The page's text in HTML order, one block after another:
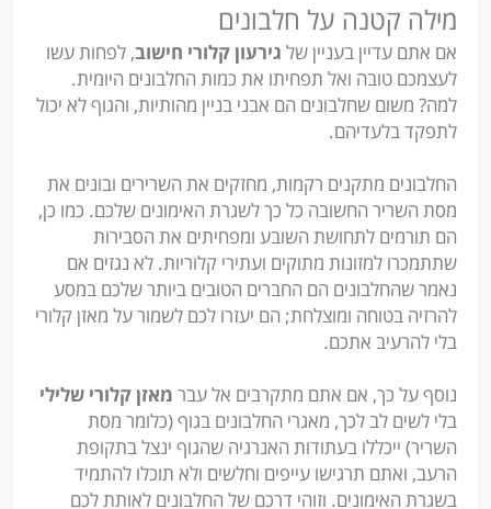
מילה קטנה על חלבונים
אם אתם עדיין בעניין של גירעון קלורי חישוב, לפחות עשו
לעצמכם טובה ואל תפחיתו את כמות החלבונים היומית.
למה? משום שחלבונים הם אבני בניין מהותיות, והגוף לא יכול
לתפקד בלעדיהם.
החלבונים מתקנים רקמות, מחזקים את השרירים ובונים את
מסת השריר החשובה כל כך לשגרת האימונים שלכם. כמו כן,
הם תורמים לתחושת השובע ומפחיתים את הסבירות
שתתמכרו למזונות מתוקים ועתירי קלוריות. לא נגזים אם
נאמר שהחלבונים הם החברים הטובים ביותר שלכם במסע
להרזיה בטוחה ומוצלחת; הם יעזרו לכם לשמור על מאזן קלורי
בלי להרעיב אתכם.
נוסף על כך, אם אתם מתקרבים אל עבר מאזן קלורי שלילי
בלי לשים לב לכך, מאגרי החלבונים בגוף (כלומר מסת
השריר) ייכללו בעתודות האנרגיה שהגוף ינצל בתקופת
הרעב, ואתם תרגישו עייפים וחלשים ולא תוכלו להתמיד
בשגרת האימונים. וזוהי דרכם של החלבונים לאותת לכם